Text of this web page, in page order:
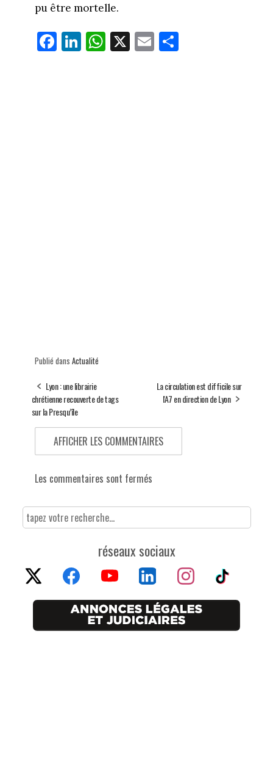
pu être mortelle.
Fa
ce
Li
nk
W
ha
X E
m
Pa
Publié dans Actualité
Lyon : une librairie
chrétienne recouverte de tags
sur la Presqu’île
La circulation est difficile sur
l'A7 en direction de Lyon
AFFICHER LES COMMENTAIRES
Les commentaires sont fermés
réseaux sociaux